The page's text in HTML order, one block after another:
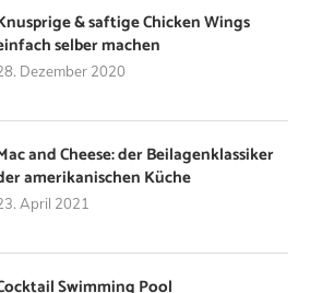
& saftige Chicken Wings
selber machen
Dezember 2020
and Cheese: der Beilagenklassiker
amerikanischen Küche
April 2021
Swimming Pool